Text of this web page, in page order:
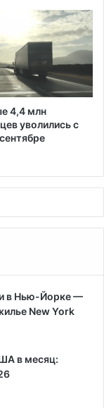
4,4 млн
уволились с
в Нью-Йорке —
New York
в месяц: